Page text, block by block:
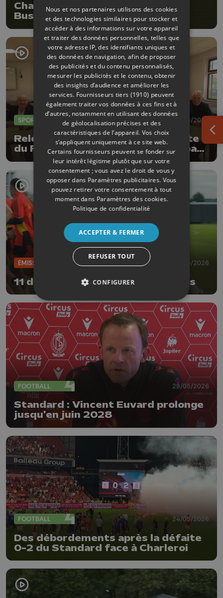
Challenger Pro League : Jordan
Bustin quitte Liège pour le
Beerschot
SPORTS 10/06/2026
Relégations en série après la chute
du RWDM : Stockay (D1 FFA) prépare
la riposte
ÉMISSIONS 09/06/2026
11 dit tout avec les Diables Rouges
FOOTBALL 29/05/2026
Standard : Vincent Euvard prolonge
jusqu'en juin 2028
FOOTBALL 24/05/2026
Des débordements après la défaite
0-2 du Standard face à Charleroi
Nous et nos partenaires utilisons des cookies
et des technologies similaires pour stocker et
accéder à des informations sur votre appareil
et traiter des données personnelles, telles que
votre adresse IP, des identifiants uniques et
des données de navigation, afin de proposer
des publicités et du contenu personnalisés,
mesurer les publicités et le contenu, obtenir
des insights d’audience et améliorer les
services. Fournisseurs tiers (1910) peuvent
également traiter vos données à ces fins et à
d’autres, notamment en utilisant des données
de géolocalisation précises et des
caractéristiques de l’appareil. Vos choix
s’appliquent uniquement à ce site web.
Certains fournisseurs peuvent se fonder sur
leur intérêt légitime plutôt que sur votre
consentement ; vous avez le droit de vous y
opposer dans Paramètres publicitaires. Vous
pouvez retirer votre consentement à tout
moment dans Paramètres des cookies.
Politique de confidentialité
ACCEPTER & FERMER
REFUSER TOUT
CONFIGURER